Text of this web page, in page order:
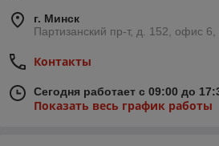
г. Минск
Партизанский пр-т, д. 152, офис
Контакты
Сегодня работает с 09:00 до
Показать весь график работы